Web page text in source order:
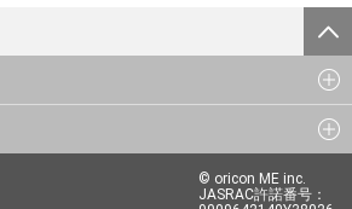
© oricon ME inc.
JASRAC許諾番号：